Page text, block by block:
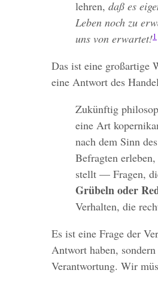
lehren, daß es
Leben noch zu
uns von erwartet!1
Das ist eine großartige
eine Antwort des
Zukünftig
eine Art
nach dem Sinn
Befragten
stellt — Fragen,
Grübeln oder
Verhalten, die
Es ist eine Frage der
Antwort haben,
Verantwortung. Wir